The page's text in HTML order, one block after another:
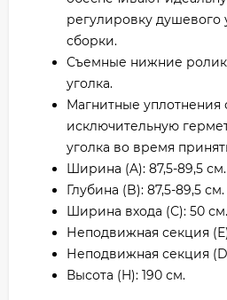
регулировку душевого
сборки.
Съемные нижние
уголка.
Магнитные уплотнения
исключительную
уголка во время
Ширина (A): 87,5-89,5 см.
Глубина (B): 87,5-89,5 см.
Ширина входа (С): 50 см.
Неподвижная секция
Неподвижная секция
Высота (H): 190 см.